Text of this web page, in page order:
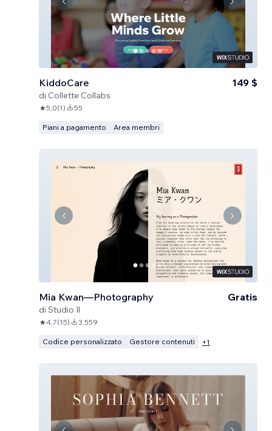
KiddoCare
di Collette Collabs
149 $
5,0(1) 55
Piani a pagamento Area membri
Mia Kwan—Photography
di Studio Il
Gratis
4,7(15) 3.559
Codice personalizzato Gestore contenuti +1